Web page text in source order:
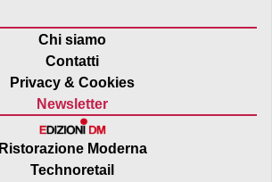
Chi siamo
Contatti
Privacy & Cookies
Newsletter
Ristorazione Moderna
Technoretail